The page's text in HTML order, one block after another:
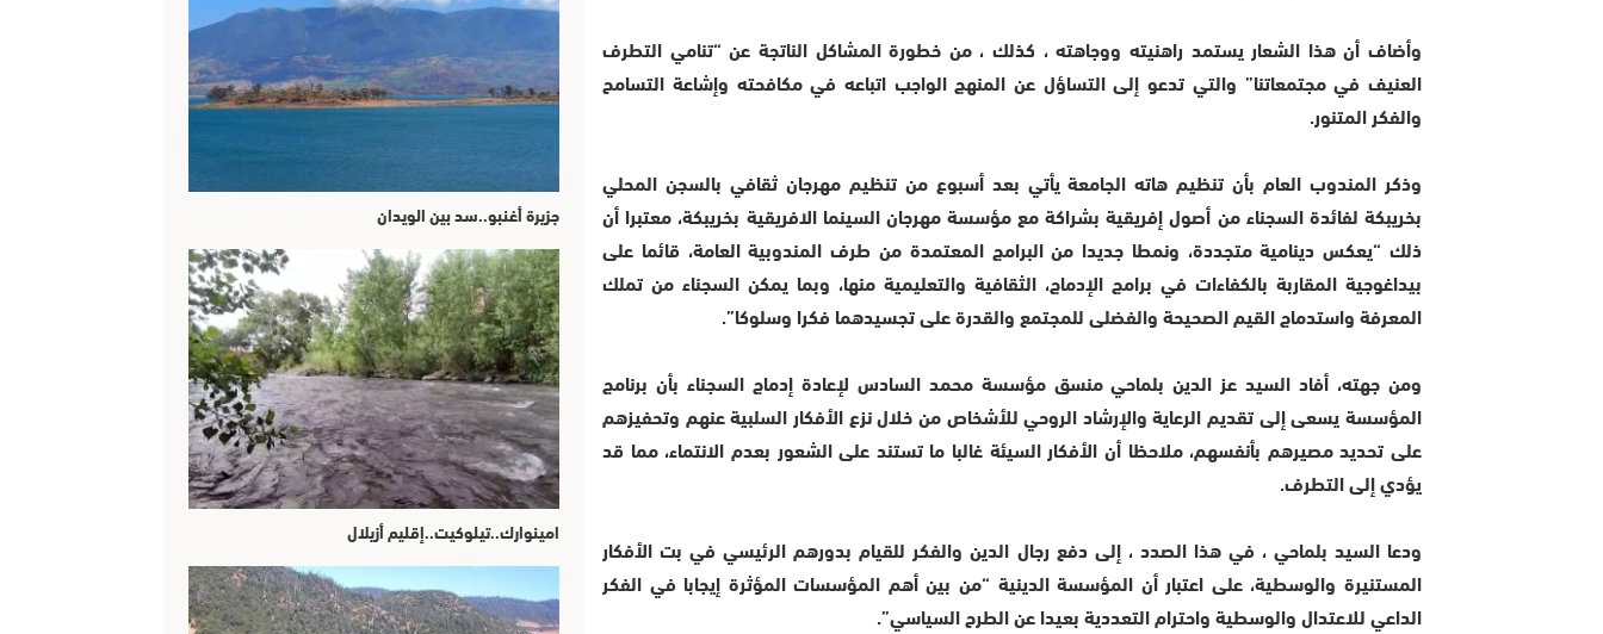
وأضاف أن هذا الشعار يستمد راهنيته ووجاهته ، كذلك ، من خطورة المشاكل الناتجة عن “تنامي التطرف
العنيف في مجتمعاتنا” والتي تدعو إلى التساؤل عن المنهج الواجب اتباعه في مكافحته وإشاعة التسامح
والفكر المتنور.
وذكر المندوب العام بأن تنظيم هاته الجامعة يأتي بعد أسبوع من تنظيم مهرجان ثقافي بالسجن المحلي
بخريبكة لفائدة السجناء من أصول إفريقية بشراكة مع مؤسسة مهرجان السينما الافريقية بخريبكة، معتبرا أن
ذلك “يعكس دينامية متجددة، ونمطا جديدا من البرامج المعتمدة من طرف المندوبية العامة، قائما على
بيداغوجية المقاربة بالكفاءات في برامج الإدماج، الثقافية والتعليمية منها، وبما يمكن السجناء من تملك
المعرفة واستدماج القيم الصحيحة والفضلى للمجتمع والقدرة على تجسيدهما فكرا وسلوكا”.
ومن جهته، أفاد السيد عز الدين بلماحي منسق مؤسسة محمد السادس لإعادة إدماج السجناء بأن برنامج
المؤسسة يسعى إلى تقديم الرعاية والإرشاد الروحي للأشخاص من خلال نزع الأفكار السلبية عنهم وتحفيزهم
على تحديد مصيرهم بأنفسهم، ملاحظا أن الأفكار السيئة غالبا ما تستند على الشعور بعدم الانتماء، مما قد
يؤدي إلى التطرف.
ودعا السيد بلماحي ، في هذا الصدد ، إلى دفع رجال الدين والفكر للقيام بدورهم الرئيسي في بت الأفكار
المستنيرة والوسطية، على اعتبار أن المؤسسة الدينية “من بين أهم المؤسسات المؤثرة إيجابا في الفكر
الداعي للاعتدال والوسطية واحترام التعددية بعيدا عن الطرح السياسي”.
جزيرة أغنبو..سد بين الويدان
امينوارك..تيلوكيت..إقليم أزيلال